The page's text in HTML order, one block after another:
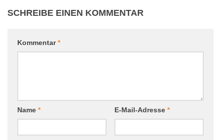
SCHREIBE EINEN KOMMENTAR
Kommentar*
Name * E-Mail-Adresse *